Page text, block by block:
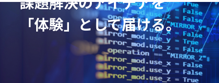
「体験」として届ける。